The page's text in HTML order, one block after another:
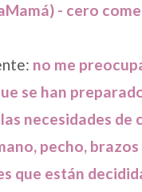
- cero
no me
se han
necesidades de
pecho, brazos
que están